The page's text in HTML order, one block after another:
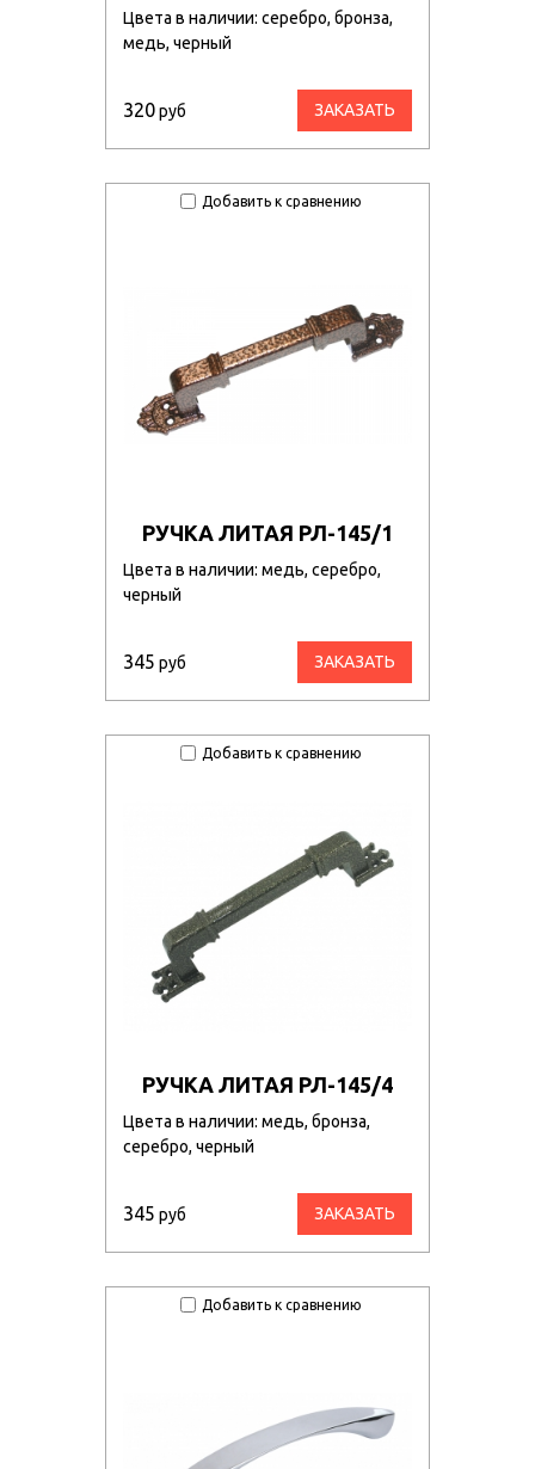
Цвета в наличии: серебро, бронза,
медь, черный
320руб ЗАКАЗАТЬ
Добавить к сравнению
РУЧКА ЛИТАЯ РЛ-145/1
Цвета в наличии: медь, серебро,
черный
345 руб ЗАКАЗАТЬ
Добавить к сравнению
РУЧКА ЛИТАЯ РЛ-145/4
Цвета в наличии: медь, бронза,
серебро, черный
345 руб ЗАКАЗАТЬ
Добавить к сравнению